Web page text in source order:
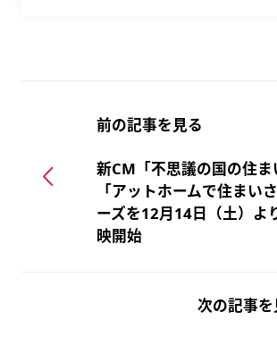
前の記事を見る
新CM「不思議の国の住ま
「アットホームで住まい
ーズを12月14日（土）よ
映開始
次の記事を